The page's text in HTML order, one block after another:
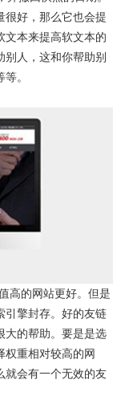
很好，那么它也会提
文本来提高软文本的
别人，这和你帮助别
。
高的网站更好。但是
引擎封存。好的友链
大的帮助。要是是选
权重相对较高的网
就会有一个无效的友